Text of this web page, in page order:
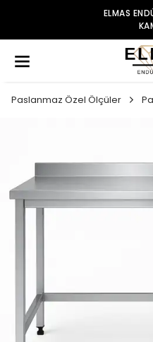
ELMAS ENDÜSTRIYEL
Paslanmaz Özel Ölçüler